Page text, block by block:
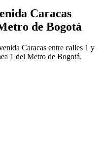
Caracas
de Bogotá
Caracas entre calles 1 y
1 del Metro de Bogotá.